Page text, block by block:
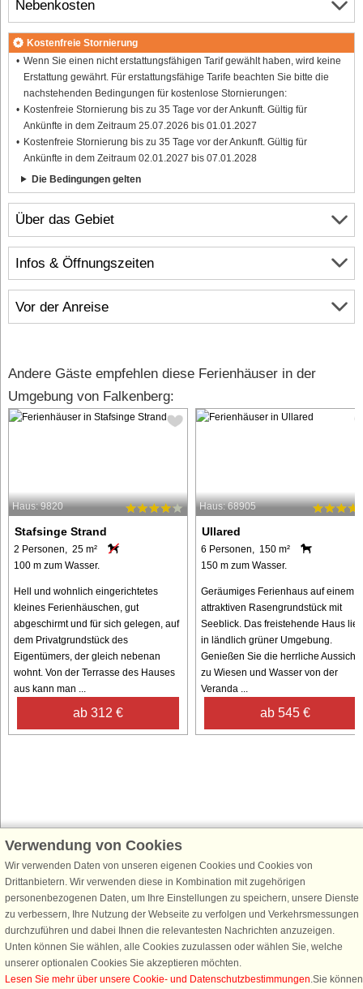
Über das Gebiet
Infos & Öffnungszeiten
Vor der Anreise
Nebenkosten
Kostenfreie Stornierung
Wenn Sie einen nicht erstattungsfähigen Tarif gewählt haben, wird keine
Erstattung gewährt. Für erstattungsfähige Tarife beachten Sie bitte die
nachstehenden Bedingungen für kostenlose Stornierungen:
Kostenfreie Stornierung bis zu 35 Tage vor der Ankunft. Gültig für
Ankünfte in dem Zeitraum 25.07.2026 bis 01.01.2027
Kostenfreie Stornierung bis zu 35 Tage vor der Ankunft. Gültig für
Ankünfte in dem Zeitraum 02.01.2027 bis 07.01.2028
Die Bedingungen gelten
Andere Gäste empfehlen diese Ferienhäuser in der
Umgebung von Falkenberg:
Haus: 9820
Stafsinge Strand
2 Personen, 25 m²
100 m zum Wasser.
Hell und wohnlich eingerichtetes
kleines Ferienhäuschen, gut
abgeschirmt und für sich gelegen, auf
dem Privatgrundstück des
Eigentümers, der gleich nebenan
wohnt. Von der Terrasse des Hauses
aus kann man ...
ab 312 €
Haus: 68905
Ullared
6 Personen, 150 m²
150 m zum Wasser.
Geräumiges Ferienhaus auf einem
attraktiven Rasengrundstück mit
Seeblick. Das freistehende Haus
in ländlich grüner Umgebung.
Genießen Sie die herrliche Aussicht
zu Wiesen und Wasser von der
Veranda ...
ab 545 €
Schließen Sie sich 100.000 Ferienhaus-Fans an
Erhalten Sie einenWillkommensgutschein von 25 € für Ihren nächsten
Ferienhausurlaub - melden Sie sich einfach für den DanCenter Newsletter
an. Verpassen Sie nie wieder exklusive Angebote, Gewinnspiele und
Urlaubstipps!
Verwendung von Cookies
Wir verwenden Daten von unseren eigenen Cookies und Cookies von
Drittanbietern. Wir verwenden diese in Kombination mit zugehörigen
personenbezogenen Daten, um Ihre Einstellungen zu speichern, unsere Dienste
zu verbessern, Ihre Nutzung der Webseite zu verfolgen und Verkehrsmessungen
durchzuführen und dabei Ihnen die relevantesten Nachrichten anzuzeigen.
Unten können Sie wählen, alle Cookies zuzulassen oder wählen Sie, welche
unserer optionalen Cookies Sie akzeptieren möchten.
Lesen Sie mehr über unsere Cookie- und Datenschutzbestimmungen.Sie können